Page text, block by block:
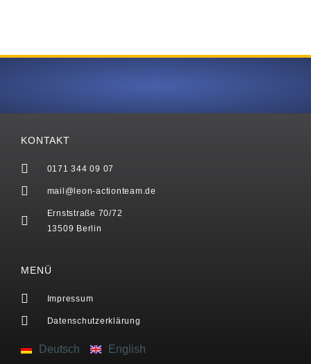
KONTAKT
0171 344 09 07
mail@leon-actionteam.de
Ernststraße 70/72
13509 Berlin
MENÜ
Impressum
Datenschutzerklärung
Deutsch English